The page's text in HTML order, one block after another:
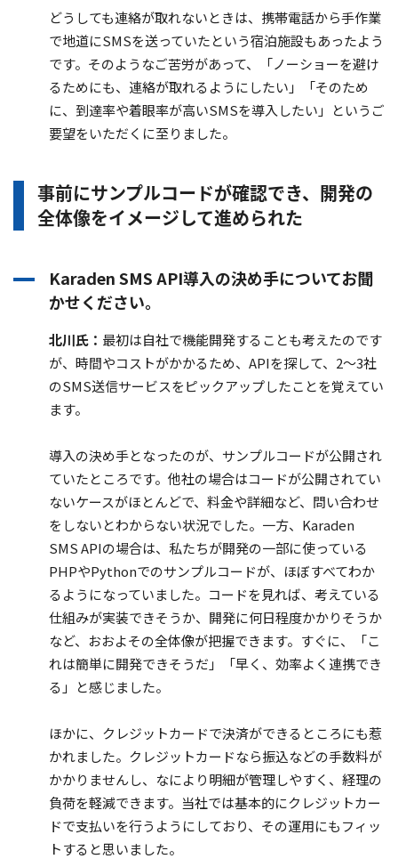
どうしても連絡が取れないときは、携帯電話から手作業
で地道にSMSを送っていたという宿泊施設もあったよう
です。そのようなご苦労があって、「ノーショーを避け
るためにも、連絡が取れるようにしたい」「そのため
に、到達率や着眼率が高いSMSを導入したい」というご
要望をいただくに至りました。
事前にサンプルコードが確認でき、開発の
全体像をイメージして進められた
Karaden SMS API導入の決め手についてお聞
かせください。
北川氏： 最初は自社で機能開発することも考えたのです
が、時間やコストがかかるため、APIを探して、2～3社
のSMS送信サービスをピックアップしたことを覚えてい
ます。
導入の決め手となったのが、サンプルコードが公開され
ていたところです。他社の場合はコードが公開されてい
ないケースがほとんどで、料金や詳細など、問い合わせ
をしないとわからない状況でした。一方、Karaden
SMS APIの場合は、私たちが開発の一部に使っている
PHPやPythonでのサンプルコードが、ほぼすべてわか
るようになっていました。コードを見れば、考えている
仕組みが実装できそうか、開発に何日程度かかりそうか
など、おおよその全体像が把握できます。すぐに、「こ
れは簡単に開発できそうだ」「早く、効率よく連携でき
る」と感じました。
ほかに、クレジットカードで決済ができるところにも惹
かれました。クレジットカードなら振込などの手数料が
かかりませんし、なにより明細が管理しやすく、経理の
負荷を軽減できます。当社では基本的にクレジットカー
ドで支払いを行うようにしており、その運用にもフィッ
トすると思いました。